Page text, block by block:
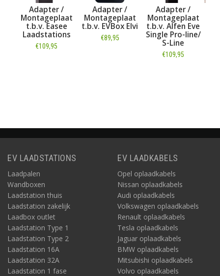
Easee
Adapter /
Montageplaat
t.b.v. EVBox Elvi
€89,95
Adapter /
Montageplaat
t.b.v. Alfen Eve
Single Pro-line/
Metalen
voor
Laadpaal
€119,95
EV LAADSTATIONS
Laadpalen
Wandboxen
Laadstation thuis
Laadstation zakelijk
Laadbox outlet
Laadstation Type 1
Laadstation Type 2
Laadstation 16A
Laadstation 32A
Laadstation 1 fase
EV LAADKABELS
Opel oplaadkabels
Nissan oplaadkabels
Audi oplaadkabels
Volkswagen oplaadkabels
Renault oplaadkabels
Tesla oplaadkabels
Jaguar oplaadkabels
BMW oplaadkabels
Mitsubishi oplaadkabels
Volvo oplaadkabels